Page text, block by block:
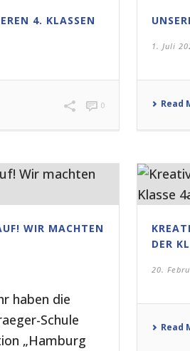
4. KLASSEN
0
1. Juli
Read
WIR MACHTEN
haben die
Schule
„Hamburg
DER
20.
Read